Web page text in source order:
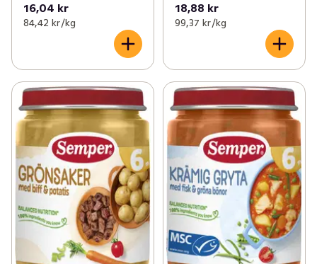
16,04 kr
84,42 kr /kg
18,88 kr
99,37 kr /kg